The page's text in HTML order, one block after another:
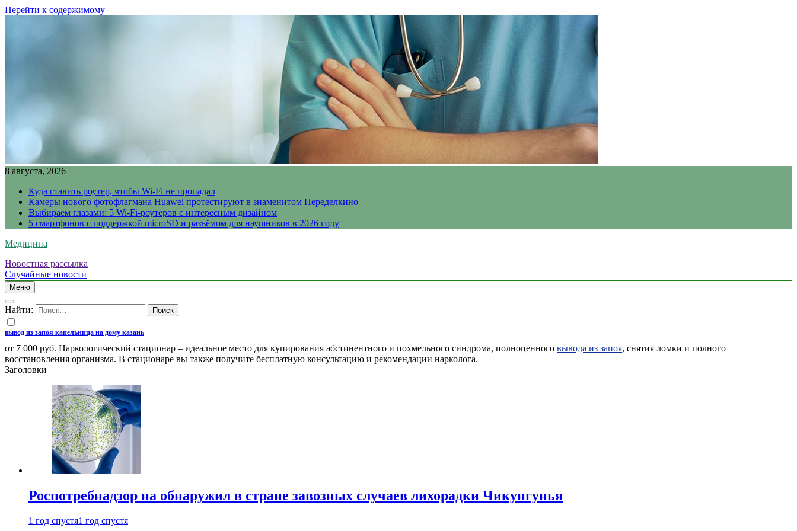
Перейти к содержимому
8 августа, 2026
Куда ставить роутер, чтобы Wi-Fi не пропадал
Камеры нового фотофлагмана Huawei протестируют в знаменитом Переделкино
Выбираем глазами: 5 Wi-Fi-роутеров с интересным дизайном
5 смартфонов с поддержкой microSD и разъёмом для наушников в 2026 году
Медицина
Новостная рассылка
Случайные новости
Меню
Найти:
вывод из запоя капельница на дому казань
от 7 000 руб. Наркологический стационар – идеальное место для купирования абстинентного и похмельного синдрома, полноценного вывода из запоя, снятия ломки и полного
восстановления организма. В стационаре вы также получите бесплатную консультацию и рекомендации нарколога.
Заголовки
Роспотребнадзор на обнаружил в стране завозных случаев лихорадки Чикунгунья
1 год спустя1 год спустя